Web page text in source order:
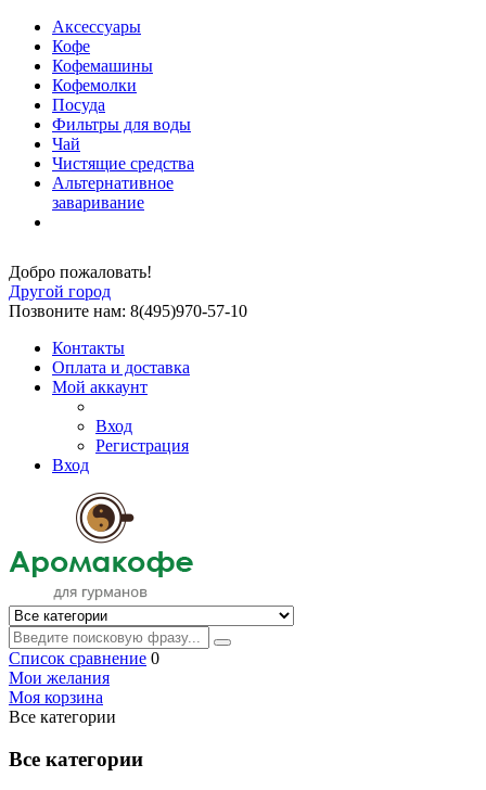
Аксессуары
Кофе
Кофемашины
Кофемолки
Посуда
Фильтры для воды
Чай
Чистящие средства
Альтернативное
заваривание
Добро пожаловать!
Другой город
Позвоните нам: 8(495)970-57-10
Контакты
Оплата и доставка
Мой аккаунт
Вход
Регистрация
Вход
Список сравнение 0
Мои желания
Моя корзина
Все категории
Все категории